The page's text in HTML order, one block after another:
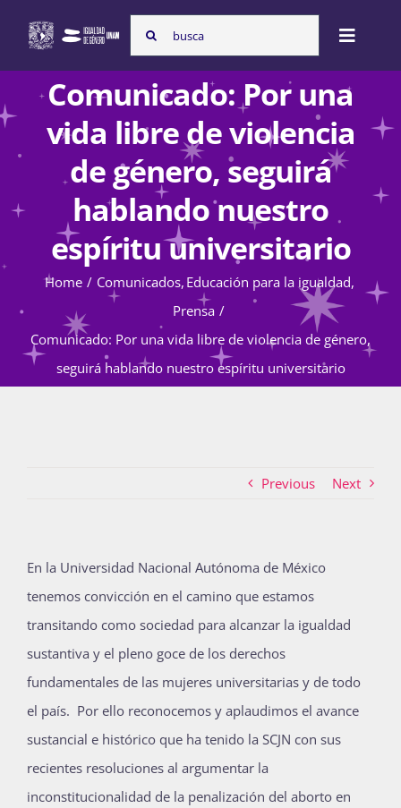
content
Search
for:
Toggle
Inicio
Nosotras
Programas
Atención de la violencia de género
Cursos
Recursos
Súmate
Comunicado: Por una
vida libre de violencia
de género, seguirá
hablando nuestro
espíritu universitario
Home Comunicados Educación para la igualdad
Prensa
Comunicado: Por una vida libre de violencia de género,
seguirá hablando nuestro espíritu universitario
Previous Next
En la Universidad Nacional Autónoma de México
tenemos convicción en el camino que estamos
transitando como sociedad para alcanzar la igualdad
sustantiva y el pleno goce de los derechos
fundamentales de las mujeres universitarias y de todo
el país. Por ello reconocemos y aplaudimos el avance
sustancial e histórico que ha tenido la SCJN con sus
recientes resoluciones al argumentar la
inconstitucionalidad de la penalización del aborto en